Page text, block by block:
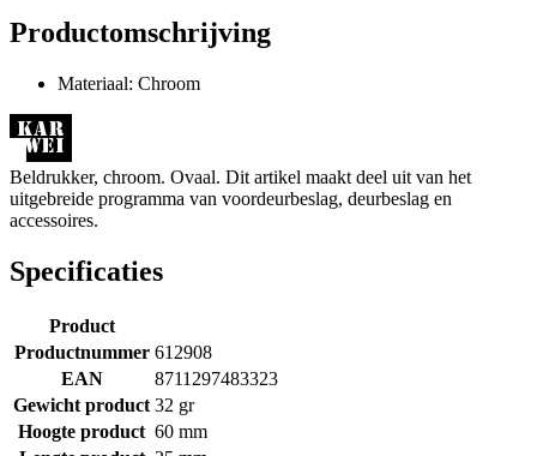
Productomschrijving
Materiaal: Chroom
Beldrukker, chroom. Ovaal. Dit artikel maakt deel uit van het
uitgebreide programma van voordeurbeslag, deurbeslag en
accessoires.
Specificaties
Product
Productnummer 612908
EAN
8711297483323
Gewicht product 32 gr
Hoogte product 60 mm